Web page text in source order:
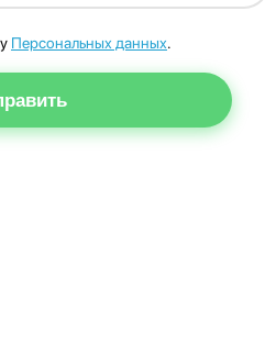
Персональных данных.